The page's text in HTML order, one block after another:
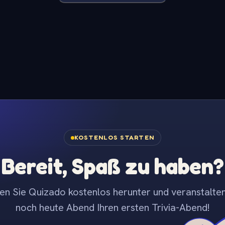
KOSTENLOS STARTEN
Bereit, Spaß zu haben?
Sie Quizado kostenlos herunter und
noch heute Abend Ihren ersten Trivia-Abend!